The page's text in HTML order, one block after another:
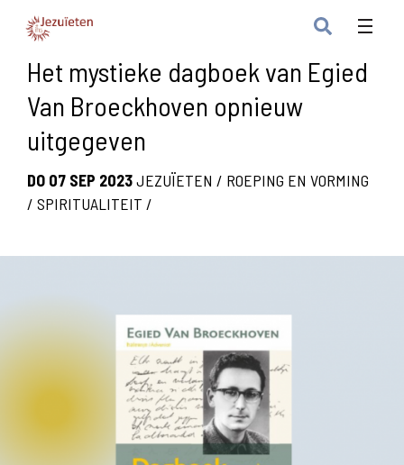
Het mystieke dagboek van Egied
Van Broeckhoven opnieuw
uitgegeven
DO 07 SEP 2023JEZUÏETEN / ROEPING EN VORMING
/ SPIRITUALITEIT /